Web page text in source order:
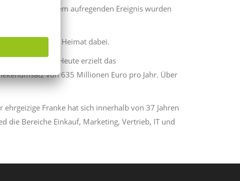
zu diesem aufregenden Ereignis wurden
fränkischen Heimat dabei.
gegründet. Heute erzielt das
von 635 Millionen Euro pro Jahr. Über
Franke hat sich innerhalb von 37 Jahren
die Bereiche Einkauf, Marketing, Vertrieb, IT und